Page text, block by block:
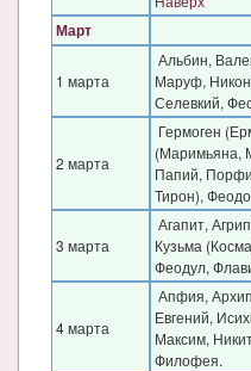
Март
1 марта
Альбин,
Маруф,
Селевкий,
2 марта
Гермоген
(Маримьяна,
Папий,
Тирон),
3 марта
Агапит,
Кузьма
Феодул,
4 марта
Апфия,
Евгений,
Максим,
Филофея.